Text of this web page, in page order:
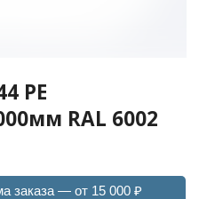
РЕ
RAL 6002
заказа — от 15 000 ₽